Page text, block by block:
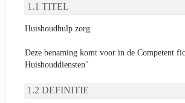
TITEL
Huishoudhulp zorg
Deze benaming komt voor in de Competent
Huishouddiensten"
DEFINITIE